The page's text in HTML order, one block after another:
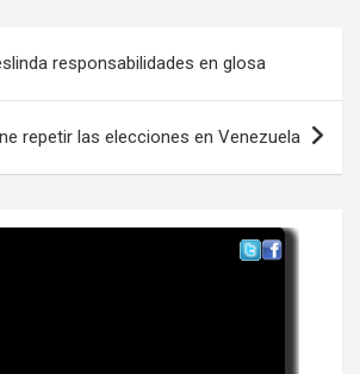
responsabilidades en glosa
repetir las elecciones en Venezuela